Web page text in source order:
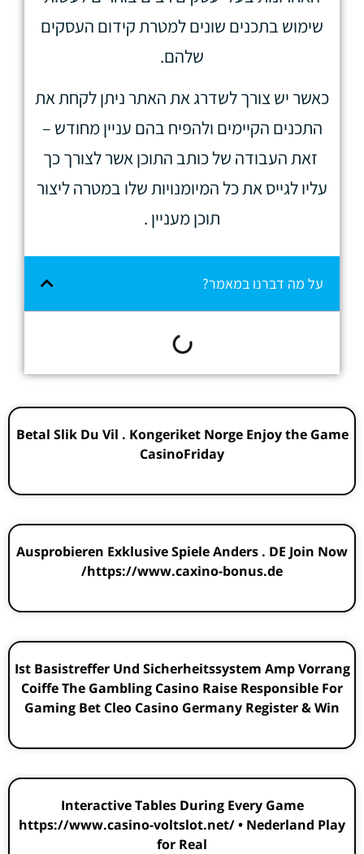
שימוש בתכנים שונים למטרת קידום העסקים
שלהם.
כאשר יש צורך לשדרג את האתר ניתן לקחת את
התכנים הקיימים ולהפיח בהם עניין מחודש –
זאת העבודה של כותב התוכן אשר לצורך כך
עליו לגייס את כל המיומנויות שלו במטרה ליצור
תוכן מעניין .
על מה דברנו במאמר?
Betal Slik Du Vil . Kongeriket Norge Enjoy the Game
CasinoFriday
Ausprobieren Exklusive Spiele Anders . DE Join Now
https://www.caxino-bonus.de/
Ist Basistreffer Und Sicherheitssystem Amp Vorrang
Coiffe The Gambling Casino Raise Responsible For
Gaming Bet Cleo Casino Germany Register & Win
Interactive Tables During Every Game
https://www.casino-voltslot.net/ • Nederland Play
for Real